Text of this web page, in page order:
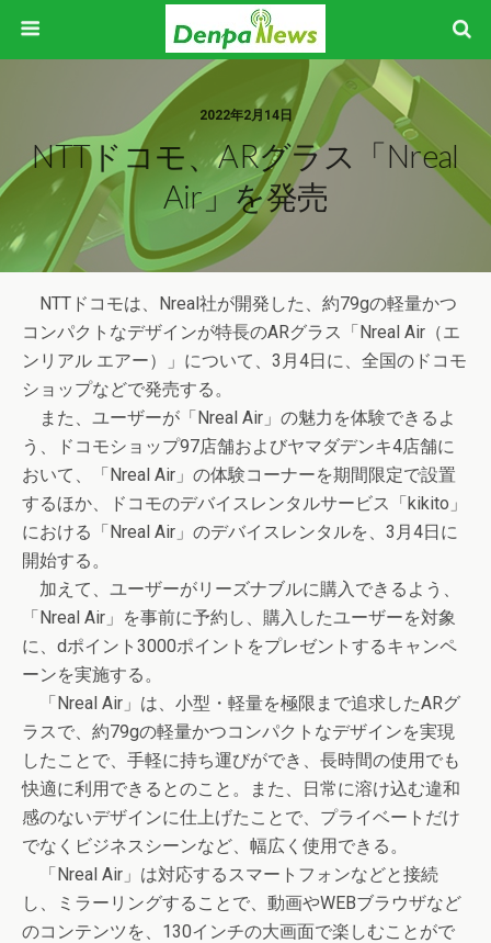
2022年2月14日
NTTドコモ、ARグラス「Nreal
Air」を発売
NTTドコモは、Nreal社が開発した、約79gの軽量かつ
コンパクトなデザインが特長のARグラス「Nreal Air（エ
ンリアル エアー）」について、3月4日に、全国のドコモ
ショップなどで発売する。
また、ユーザーが「Nreal Air」の魅力を体験できるよ
う、ドコモショップ97店舗およびヤマダデンキ4店舗に
おいて、「Nreal Air」の体験コーナーを期間限定で設置
するほか、ドコモのデバイスレンタルサービス「kikito」
における「Nreal Air」のデバイスレンタルを、3月4日に
開始する。
加えて、ユーザーがリーズナブルに購入できるよう、
「Nreal Air」を事前に予約し、購入したユーザーを対象
に、dポイント3000ポイントをプレゼントするキャンペ
ーンを実施する。
「Nreal Air」は、小型・軽量を極限まで追求したARグ
ラスで、約79gの軽量かつコンパクトなデザインを実現
したことで、手軽に持ち運びができ、長時間の使用でも
快適に利用できるとのこと。また、日常に溶け込む違和
感のないデザインに仕上げたことで、プライベートだけ
でなくビジネスシーンなど、幅広く使用できる。
「Nreal Air」は対応するスマートフォンなどと接続
し、ミラーリングすることで、動画やWEBブラウザなど
のコンテンツを、130インチの大画面で楽しむことがで